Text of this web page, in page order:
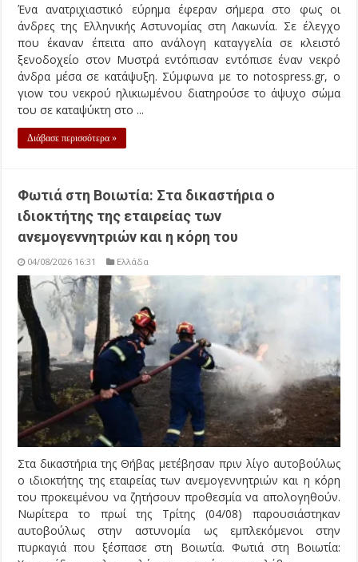
Ένα ανατριχιαστικό εύρημα έφεραν σήμερα στο φως οι
άνδρες της Ελληνικής Αστυνομίας στη Λακωνία. Σε έλεγχο
που έκαναν έπειτα απο ανάλογη καταγγελία σε κλειστό
ξενοδοχείο στον Μυστρά εντόπισαν εντόπισε έναν νεκρό
άνδρα μέσα σε κατάψυξη. Σύμφωνα με το notospress.gr, ο
γιοw του νεκρού ηλικιωμένου διατηρούσε το άψυχο σώμα
του σε καταψύκτη στο ...
Διάβασε περισσότερα »
Φωτιά στη Βοιωτία: Στα δικαστήρια ο
ιδιοκτήτης της εταιρείας των
ανεμογεννητριών και η κόρη του
04/08/2026 16:31 Ελλάδα
Στα δικαστήρια της Θήβας μετέβησαν πριν λίγο αυτοβούλως
ο ιδιοκτήτης της εταιρείας των ανεμογεννητριών και η κόρη
του προκειμένου να ζητήσουν προθεσμία να απολογηθούν.
Νωρίτερα το πρωί της Τρίτης (04/08) παρουσιάστηκαν
αυτοβούλως στην αστυνομία ως εμπλεκόμενοι στην
πυρκαγιά που ξέσπασε στη Βοιωτία. Φωτιά στη Βοιωτία: